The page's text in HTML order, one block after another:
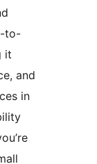
to-
it
and
in